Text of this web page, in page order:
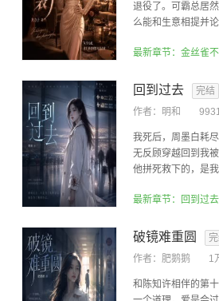
退役了。可霸总居
么能和生意相提并
最新章节：金丝雀
回到过去
完结
作者： 明和
我死后，周墨白耗
无反顾穿越回到我
他拼死救下的，是
最新章节：回到过
破镜难重圆
作者： 肥鹅鹅 1
和陈知许相伴的第